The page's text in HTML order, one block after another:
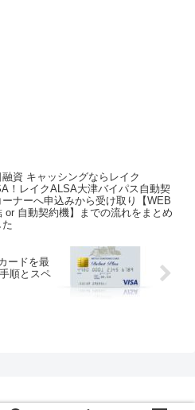
融資 キャッシングならレイク
！レイクALSA大津バイパス自動契
ーナーへ申込みから受け取り【WEB
or 自動契約機】までの流れをまとめ
た
ードを最
順とスペ